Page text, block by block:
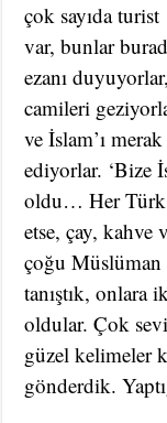
çok sayıda turist
var, bunlar
ezanı duyuyorlar,
camileri
ve İslam’ı merak
ediyorlar. ‘Bize
oldu… Her Türk
etse, çay, kahve
çoğu
tanıştık, onlara
oldular. Çok
güzel kelimeler
gönderdik.